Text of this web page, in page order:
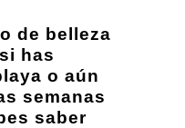
de belleza
has
o aún
semanas
saber